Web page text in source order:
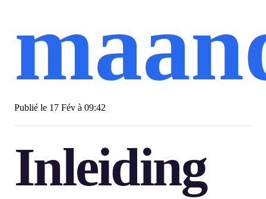
Publié le 17 Fév à 09:42
Inleiding